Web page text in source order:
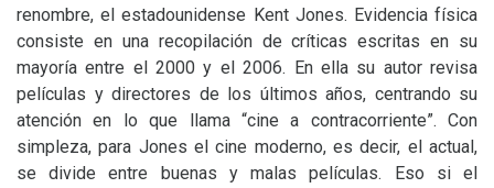
renombre, el estadounidense Kent Jones. Evidencia física
consiste en una recopilación de críticas escritas en su
mayoría entre el 2000 y el 2006. En ella su autor revisa
películas y directores de los últimos años, centrando su
atención en lo que llama “cine a contracorriente”. Con
simpleza, para Jones el cine moderno, es decir, el actual,
se divide entre buenas y malas películas. Eso si el